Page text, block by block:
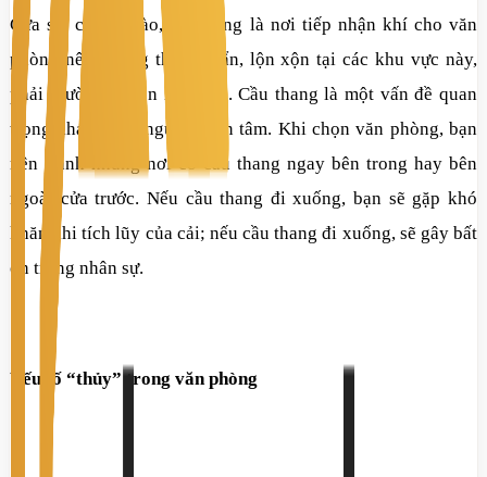
Cửa sổ, cửa ra vào, ban công là nơi tiếp nhận khí cho văn
phòng nên không thể để bẩn, lộn xộn tại các khu vực này,
phải thường xuyên lau chùi. Cầu thang là một vấn đề quan
trọng khác mà ít người quan tâm. Khi chọn văn phòng, bạn
nên tránh những nơi có cầu thang ngay bên trong hay bên
ngoài cửa trước. Nếu cầu thang đi xuống, bạn sẽ gặp khó
khăn khi tích lũy của cải; nếu cầu thang đi xuống, sẽ gây bất
ổn trong nhân sự.
Yếu tố “thủy” trong văn phòng